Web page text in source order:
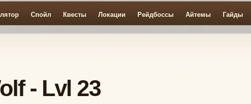
Спойл Квесты Локации Рейдбоссы Айтемы Гайды
- Lvl 23